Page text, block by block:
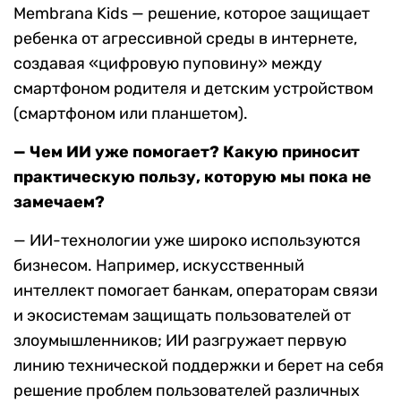
Membrana Kids — решение, которое защищает
ребенка от агрессивной среды в интернете,
создавая «цифровую пуповину» между
смартфоном родителя и детским устройством
(смартфоном или планшетом).
— Чем ИИ уже помогает? Какую приносит
практическую пользу, которую мы пока не
замечаем?
— ИИ-технологии уже широко используются
бизнесом. Например, искусственный
интеллект помогает банкам, операторам связи
и экосистемам защищать пользователей от
злоумышленников; ИИ разгружает первую
линию технической поддержки и берет на себя
решение проблем пользователей различных